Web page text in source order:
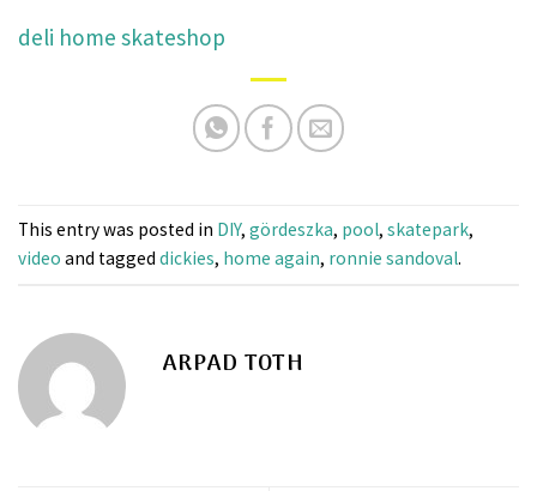
deli home skateshop
This entry was posted in DIY, gördeszka, pool, skatepark,
video and tagged dickies, home again, ronnie sandoval.
ARPAD TOTH